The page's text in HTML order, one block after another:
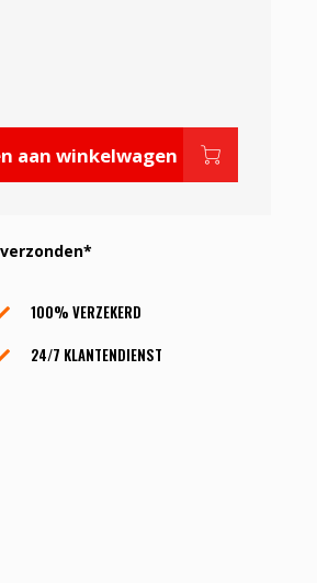
aan winkelwagen
100% VERZEKERD
24/7 KLANTENDIENST